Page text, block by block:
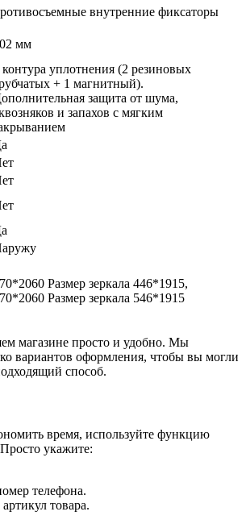
внутренние фиксаторы
мм
контура уплотнения (2 резиновых
+ 1 магнитный).
защита от шума,
и запахов с мягким
Размер зеркала 446*1915,
Размер зеркала 546*1915
магазине просто и удобно. Мы
вариантов оформления, чтобы вы могли
способ.
время, используйте функцию
укажите:
телефона.
товара.